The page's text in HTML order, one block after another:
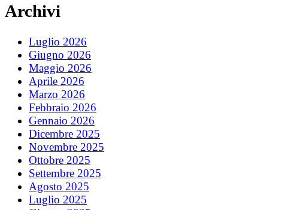
Archivi
Luglio 2026
Giugno 2026
Maggio 2026
Aprile 2026
Marzo 2026
Febbraio 2026
Gennaio 2026
Dicembre 2025
Novembre 2025
Ottobre 2025
Settembre 2025
Agosto 2025
Luglio 2025